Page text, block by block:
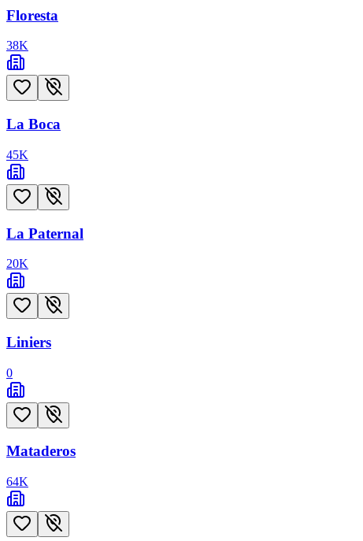
Floresta
38K
La Boca
45K
La Paternal
20K
Liniers
0
Mataderos
64K